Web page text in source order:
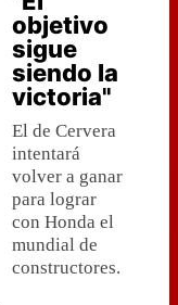
objetivo
sigue
siendo la
victoria"
El de Cervera
intentará
volver a ganar
para lograr
con Honda el
mundial de
constructores.